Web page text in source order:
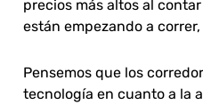
precios más altos al
están empezando a
Pensemos que los
tecnología en cuanto a la